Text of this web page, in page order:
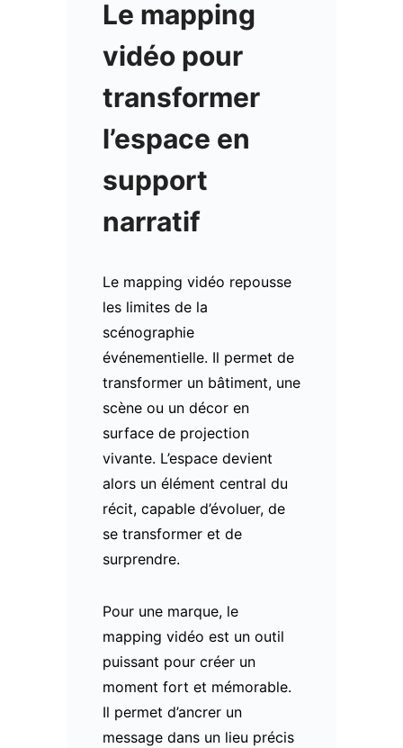
Le mapping
vidéo pour
transformer
l’espace en
support
narratif
Le mapping vidéo repousse
les limites de la
scénographie
événementielle. Il permet de
transformer un bâtiment, une
scène ou un décor en
surface de projection
vivante. L’espace devient
alors un élément central du
récit, capable d’évoluer, de
se transformer et de
surprendre.
Pour une marque, le
mapping vidéo est un outil
puissant pour créer un
moment fort et mémorable.
Il permet d’ancrer un
message dans un lieu précis